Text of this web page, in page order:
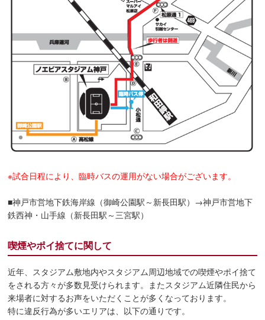
※試合日程により、臨時バスの運用がない場合がございます。
■神戸市営地下鉄海岸線（御崎公園駅～新長田駅）→神戸市営地下
鉄西神・山手線（新長田駅～三宮駅）
喫煙やポイ捨てに関して
近年、スタジアム敷地内やスタジアム周辺地域での喫煙やポイ捨て
をされる方々が多数見受けられます。またスタジアム近隣住民から
来場者に対するお声をいただくことが多くなっております。
特に違反行為が多いエリアは、以下の通りです。